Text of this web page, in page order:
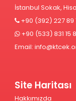
İstanbul Sokak,
+90 (392) 227 89
+90 (533) 831 15
Email:
Site Haritası
Hakkımızda